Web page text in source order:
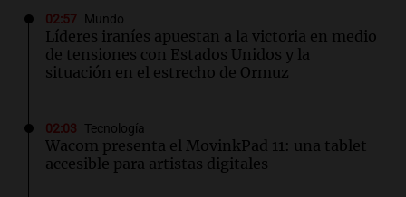
02:57 Mundo
Líderes iraníes apuestan a la victoria en medio
de tensiones con Estados Unidos y la
situación en el estrecho de Ormuz
02:03 Tecnología
Wacom presenta el MovinkPad 11: una tablet
accesible para artistas digitales